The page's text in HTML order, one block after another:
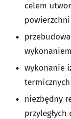
celem
powierzchni
wykonanie
niezbędny